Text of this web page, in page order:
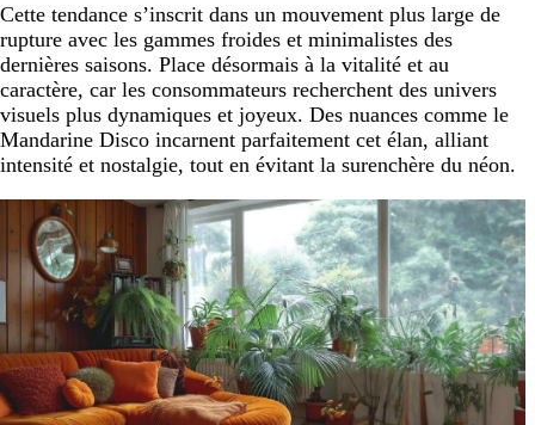
Cette tendance s’inscrit dans un mouvement plus large de
rupture avec les gammes froides et minimalistes des
dernières saisons. Place désormais à la vitalité et au
caractère, car les consommateurs recherchent des univers
visuels plus dynamiques et joyeux. Des nuances comme le
Mandarine Disco incarnent parfaitement cet élan, alliant
intensité et nostalgie, tout en évitant la surenchère du néon.